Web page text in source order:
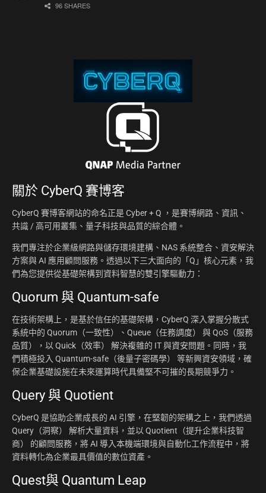
96 SHARES
關於 CyberQ 賽博客
CyberQ 賽博客網站的命名正是 Cyber + Q ，是賽博網路、資訊、
共識 / 高可用叢集、量子科技與品質的綜合體。
我們專注於企業級網路與儲存環境建構、NAS 系統整合、資安解決
方案與 AI 應用顧問服務。透過以下三大面向的「Q」核心元素，我
們為您提供從基礎架構到資料智慧的雙引擎驅動力：
Quorum 與 Quantum-safe
在技術架構上，是基於信任的基礎架構，CyberQ 深入掌握分散式
系統中的 Quorum（一致性）、Queue（任務調度） 與 QoS（服務
品質），以 Quick（效率） 解決複雜的 IT 與資安問題。同時，我
們積極投入 Quantum-safe（後量子密碼學） 等新興資安領域，確
保企業基礎設施在未來運算時代具備堅不可摧的長期競爭力。
Query 與 Quotient
CyberQ 是協助企業成長的 AI 引擎，在堅韌的架構之上，我們透過
Query（洞察） 解析大量資料，並以 Quotient（提升企業科技智
商） 的顧問服務，將 AI 導入本機端環境與自動化工作流程中，將
資料轉化為企業最具價值的數位資產。
Quest與 Quantum Leap